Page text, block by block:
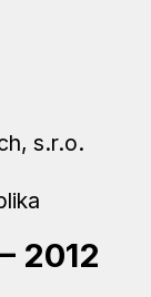
s.r.o.
2012